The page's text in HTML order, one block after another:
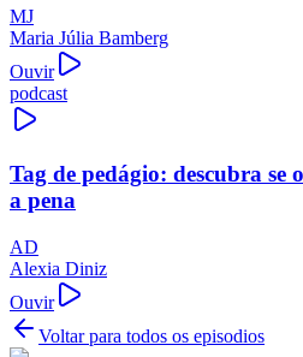
MJ
Maria Júlia Bamberg
Ouvir
podcast
Tag de pedágio: descubra se
a pena
AD
Alexia Diniz
Ouvir
Voltar para todos os episodios